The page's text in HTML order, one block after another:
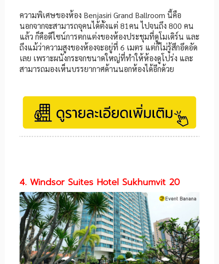
ความพิเศษของห้อง Benjasiri Grand Ballroom นี้คือ
นอกจากจะสามารถจุคนได้ตั้งแต่ 81คน ไปจนถึง 800 คน
แล้ว ก็คือดีไซน์การตกแต่งของห้องประชุมที่ดูโมเดิร์น และ
ถึงแม้ว่าความสูงของห้องจะอยู่ที่ 6 เมตร แต่ก็ไม่รู้สึกอึดอัด
เลย เพราะผนังกระจกขนาดใหญ่ที่ทำให้ห้องดูโปร่ง และ
สามารถมองเห็นบรรยากาศด้านนอกห้องได้อีกด้วย
4. Windsor Suites Hotel Sukhumvit 20